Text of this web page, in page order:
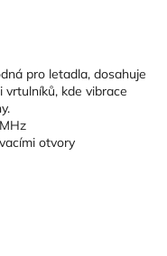
pro letadla, dosahuje
vrtulníků, kde vibrace
otvory